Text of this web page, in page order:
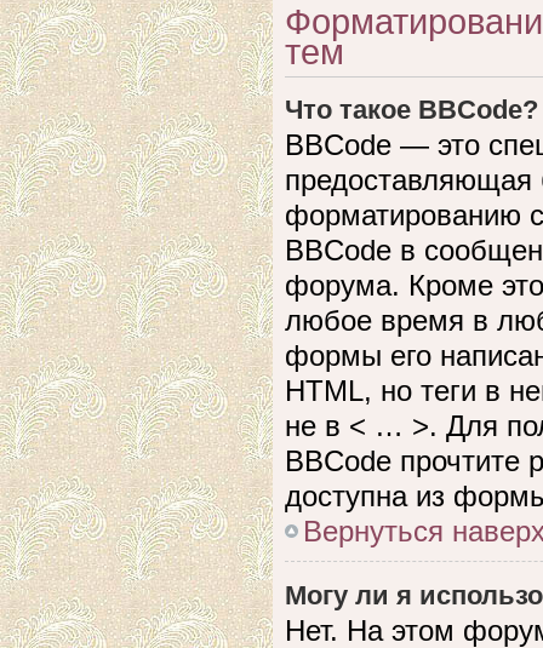
тем
Что такое BBCode?
BBCode — это
предоставляющая
форматированию
BBCode в
форума. Кроме
любое время в
формы его
HTML, но теги в
не в < … >. Для
BBCode прочтите
доступна из
Вернуться
Могу ли я
Нет. На этом